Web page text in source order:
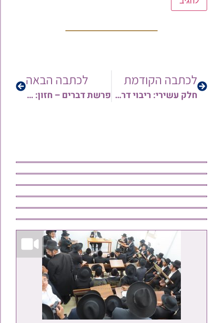
לכתבה הקודמת
חלק עשירי: ריבוי דרך ונזקי רעש – הכנסת עסקים לדירות | הרב ברוך עוקשי
לכתבה הבאה
פרשת דברים – חזון: הרב צפניה רענן במסר מרענן